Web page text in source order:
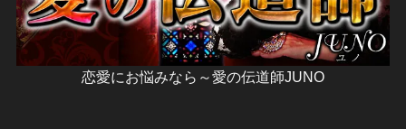
恋愛にお悩みなら～愛の伝道師JUNO